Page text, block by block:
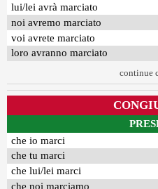
lui/lei avrà marciato
noi avremo marciato
voi avrete marciato
loro avranno marciato
continue
che io marci
che tu marci
che lui/lei marci
che noi marciamo